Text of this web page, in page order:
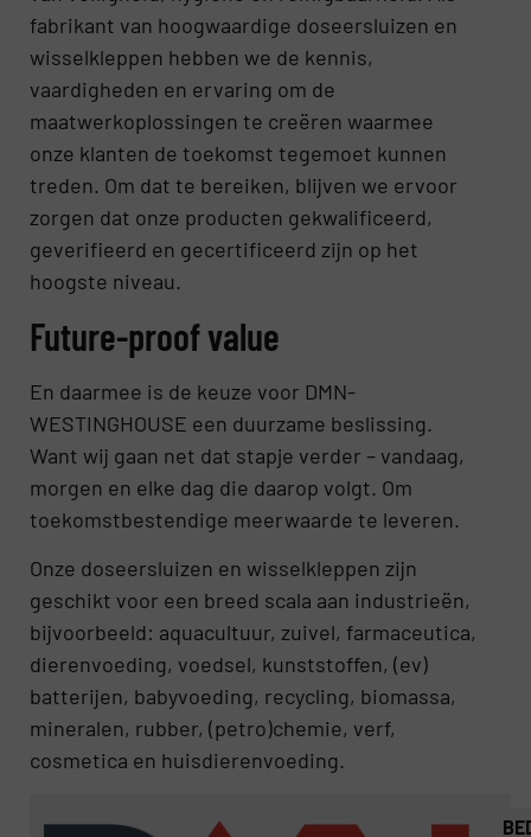
fabrikant van hoogwaardige doseersluizen en
wisselkleppen hebben we de kennis,
vaardigheden en ervaring om de
maatwerkoplossingen te creëren waarmee
onze klanten de toekomst tegemoet kunnen
treden. Om dat te bereiken, blijven we ervoor
zorgen dat onze producten gekwalificeerd,
geverifieerd en gecertificeerd zijn op het
hoogste niveau.
Future-proof value
En daarmee is de keuze voor DMN-
WESTINGHOUSE een duurzame beslissing.
Want wij gaan net dat stapje verder – vandaag,
morgen en elke dag die daarop volgt. Om
toekomstbestendige meerwaarde te leveren.
Onze doseersluizen en wisselkleppen zijn
geschikt voor een breed scala aan industrieën,
bijvoorbeeld: aquacultuur, zuivel, farmaceutica,
dierenvoeding, voedsel, kunststoffen, (ev)
batterijen, babyvoeding, recycling, biomassa,
mineralen, rubber, (petro)chemie, verf,
cosmetica en huisdierenvoeding.